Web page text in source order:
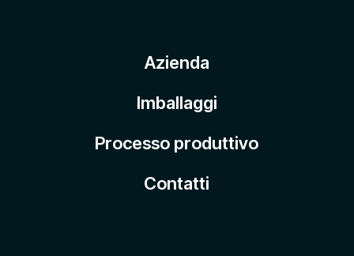
Azienda
Imballaggi
Processo produttivo
Contatti